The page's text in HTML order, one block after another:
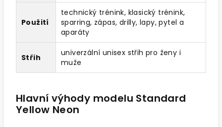
Použití
technický trénink, klasický trénink,
sparring, zápas, drilly, lapy, pytel a
aparáty
Střih
univerzální unisex střih pro ženy i
muže
Hlavní výhody modelu Standard
Yellow Neon